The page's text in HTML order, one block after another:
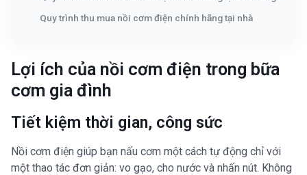
Quy trình thu mua nồi cơm điện chính hãng tại nhà
Lợi ích của nồi cơm điện trong bữa
cơm gia đình
Tiết kiệm thời gian, công sức
Nồi cơm điện giúp bạn nấu cơm một cách tự động chỉ với
một thao tác đơn giản: vo gạo, cho nước và nhấn nút. Không